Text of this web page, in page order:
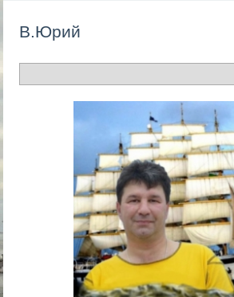
В.Юрий